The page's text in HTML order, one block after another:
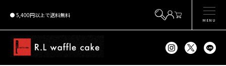
5,400円以上で送料無料
MENU